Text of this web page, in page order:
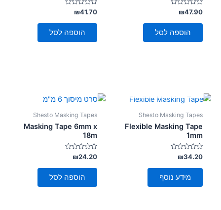
דורג
0
מתוך
₪47.90
הוספה לסל
דורג
0
מתוך
₪41.70
הוספה לסל
Shesto Masking Tapes
Flexible Masking Tape
1mm
דורג
0
מתוך
₪34.20
מידע נוסף
Shesto Masking Tapes
Masking Tape 6mm x
18m
דורג
0
מתוך
₪24.20
הוספה לסל